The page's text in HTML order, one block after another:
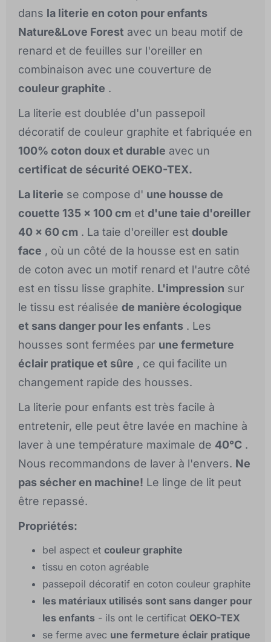
dans la literie en coton pour enfants
Nature&Love Forest avec un beau motif de
renard et de feuilles sur l'oreiller en
combinaison avec une couverture de
couleur graphite .
La literie est doublée d'un passepoil
décoratif de couleur graphite et fabriquée en
100% coton doux et durable avec un
certificat de sécurité OEKO-TEX.
La literie se compose d' une housse de
couette 135 x 100 cm et d'une taie d'oreiller
40 x 60 cm . La taie d'oreiller est double
face , où un côté de la housse est en satin
de coton avec un motif renard et l'autre côté
est en tissu lisse graphite. L'impression sur
le tissu est réalisée de manière écologique
et sans danger pour les enfants . Les
housses sont fermées par une fermeture
éclair pratique et sûre , ce qui facilite un
changement rapide des housses.
La literie pour enfants est très facile à
entretenir, elle peut être lavée en machine à
laver à une température maximale de 40°C .
Nous recommandons de laver à l'envers. Ne
pas sécher en machine! Le linge de lit peut
être repassé.
Propriétés:
bel aspect et couleur graphite
tissu en coton agréable
passepoil décoratif en coton couleur graphite
les matériaux utilisés sont sans danger pour
les enfants - ils ont le certificat OEKO-TEX
se ferme avec une fermeture éclair pratique